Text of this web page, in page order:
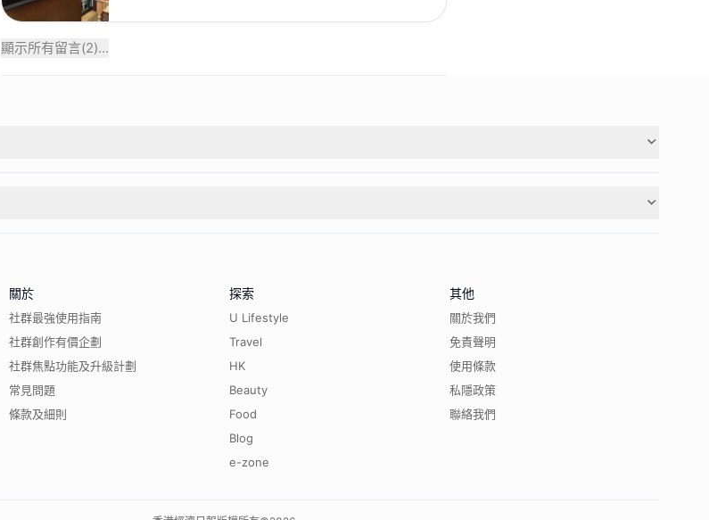
顯示所有留言(2)...
關於
社群最強使用指南
社群創作有價企劃
社群焦點功能及升級計劃
常見問題
條款及細則
探索
U Lifestyle
Travel
HK
Beauty
Food
Blog
e-zone
其他
關於我們
免責聲明
使用條款
私隱政策
聯絡我們